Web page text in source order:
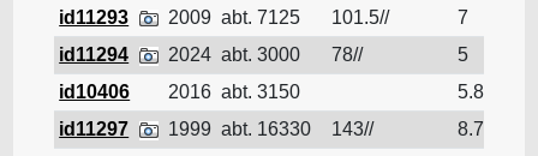
id11293 2009 abt. 7125 101.5// 7
id11294
2024 abt. 3000 78// 5
id10406
2016 abt. 3150 5.8
id11297
1999 abt. 16330 143// 8.7